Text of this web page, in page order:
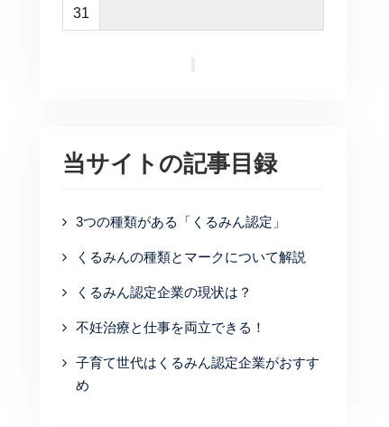
31
当サイトの記事目録
3つの種類がある「くるみん認定」
くるみんの種類とマークについて解説
くるみん認定企業の現状は？
不妊治療と仕事を両立できる！
子育て世代はくるみん認定企業がおすす
め